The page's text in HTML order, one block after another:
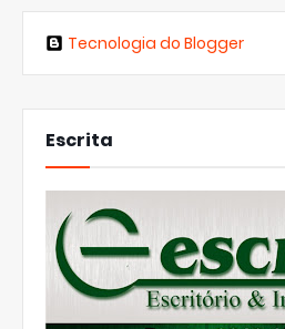
Tecnologia do Blogger
Escrita